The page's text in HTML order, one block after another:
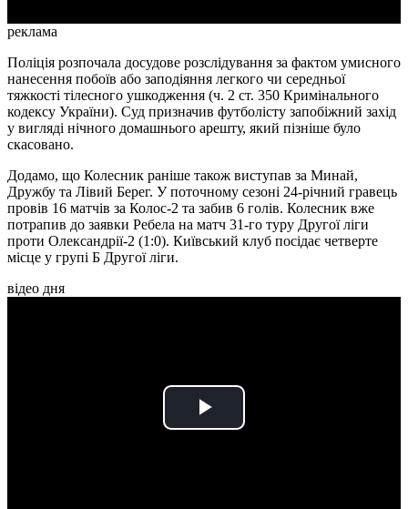
реклама
Поліція розпочала досудове розслідування за фактом умисного
нанесення побоїв або заподіяння легкого чи середньої
тяжкості тілесного ушкодження (ч. 2 ст. 350 Кримінального
кодексу України). Суд призначив футболісту запобіжний захід
у вигляді нічного домашнього арешту, який пізніше було
скасовано.
Додамо, що Колесник раніше також виступав за Минай,
Дружбу та Лівий Берег. У поточному сезоні 24-річний гравець
провів 16 матчів за Колос-2 та забив 6 голів. Колесник вже
потрапив до заявки Ребела на матч 31-го туру Другої ліги
проти Олександрії-2 (1:0). Київський клуб посідає четверте
місце у групі Б Другої ліги.
відео дня
Play